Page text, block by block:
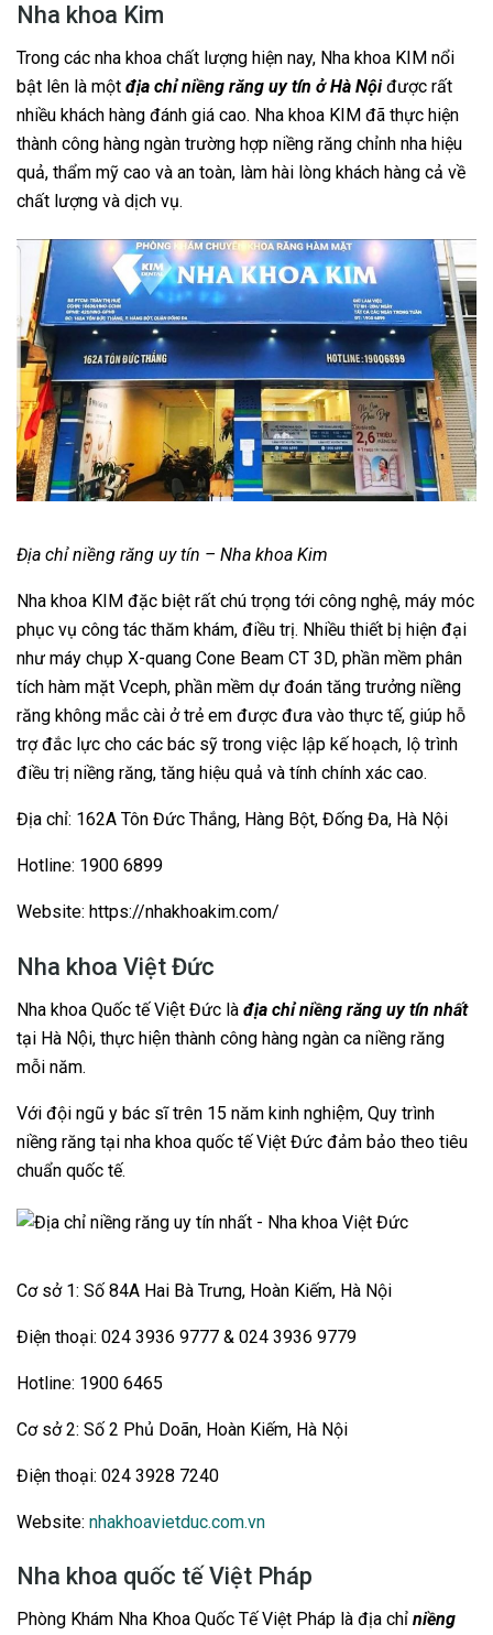
Nha khoa Kim
Trong các nha khoa chất lượng hiện nay, Nha khoa KIM nổi
bật lên là một địa chỉ niềng răng uy tín ở Hà Nộiđược rất
nhiều khách hàng đánh giá cao. Nha khoa KIM đã thực hiện
thành công hàng ngàn trường hợp niềng răng chỉnh nha hiệu
quả, thẩm mỹ cao và an toàn, làm hài lòng khách hàng cả về
chất lượng và dịch vụ.
Địa chỉ niềng răng uy tín – Nha khoa Kim
Nha khoa KIM đặc biệt rất chú trọng tới công nghệ, máy móc
phục vụ công tác thăm khám, điều trị. Nhiều thiết bị hiện đại
như máy chụp X-quang Cone Beam CT 3D, phần mềm phân
tích hàm mặt Vceph, phần mềm dự đoán tăng trưởng niềng
răng không mắc cài ở trẻ em được đưa vào thực tế, giúp hỗ
trợ đắc lực cho các bác sỹ trong việc lập kế hoạch, lộ trình
điều trị niềng răng, tăng hiệu quả và tính chính xác cao.
Địa chỉ: 162A Tôn Đức Thắng, Hàng Bột, Đống Đa, Hà Nội
Hotline: 1900 6899
Website: https://nhakhoakim.com/
Nha khoa Việt Đức
Nha khoa Quốc tế Việt Đức là địa chỉ niềng răng uy tín nhất
tại Hà Nội, thực hiện thành công hàng ngàn ca niềng răng
mỗi năm.
Với đội ngũ y bác sĩ trên 15 năm kinh nghiệm, Quy trình
niềng răng tại nha khoa quốc tế Việt Đức đảm bảo theo tiêu
chuẩn quốc tế.
Cơ sở 1: Số 84A Hai Bà Trưng, Hoàn Kiếm, Hà Nội
Điện thoại: 024 3936 9777 & 024 3936 9779
Hotline: 1900 6465
Cơ sở 2: Số 2 Phủ Doãn, Hoàn Kiếm, Hà Nội
Điện thoại: 024 3928 7240
Website: nhakhoavietduc.com.vn
Nha khoa quốc tế Việt Pháp
Phòng Khám Nha Khoa Quốc Tế Việt Pháp là địa chỉ niềng